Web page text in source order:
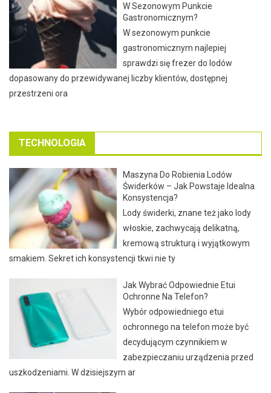
W Sezonowym Punkcie
Gastronomicznym?
W sezonowym punkcie
gastronomicznym najlepiej
sprawdzi się frezer do lodów
dopasowany do przewidywanej liczby klientów, dostępnej
przestrzeni ora
TECHNOLOGIA
Maszyna Do Robienia Lodów
Świderków – Jak Powstaje Idealna
Konsystencja?
Lody świderki, znane też jako lody
włoskie, zachwycają delikatną,
kremową strukturą i wyjątkowym
smakiem. Sekret ich konsystencji tkwi nie ty
Jak Wybrać Odpowiednie Etui
Ochronne Na Telefon?
Wybór odpowiedniego etui
ochronnego na telefon może być
decydującym czynnikiem w
zabezpieczaniu urządzenia przed
uszkodzeniami. W dzisiejszym ar